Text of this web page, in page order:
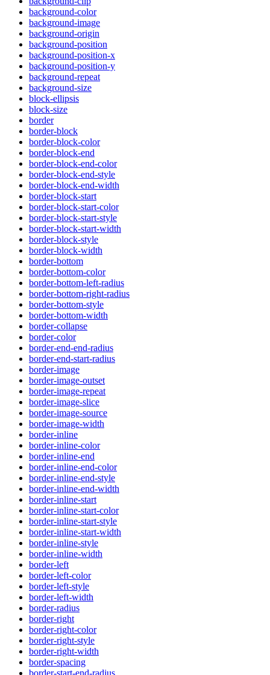
background-color
background-image
background-origin
background-position
background-position-x
background-position-y
background-repeat
background-size
block-ellipsis
block-size
border
border-block
border-block-color
border-block-end
border-block-end-color
border-block-end-style
border-block-end-width
border-block-start
border-block-start-color
border-block-start-style
border-block-start-width
border-block-style
border-block-width
border-bottom
border-bottom-color
border-bottom-left-radius
border-bottom-right-radius
border-bottom-style
border-bottom-width
border-collapse
border-color
border-end-end-radius
border-end-start-radius
border-image
border-image-outset
border-image-repeat
border-image-slice
border-image-source
border-image-width
border-inline
border-inline-color
border-inline-end
border-inline-end-color
border-inline-end-style
border-inline-end-width
border-inline-start
border-inline-start-color
border-inline-start-style
border-inline-start-width
border-inline-style
border-inline-width
border-left
border-left-color
border-left-style
border-left-width
border-radius
border-right
border-right-color
border-right-style
border-right-width
border-spacing
border-start-end-radius